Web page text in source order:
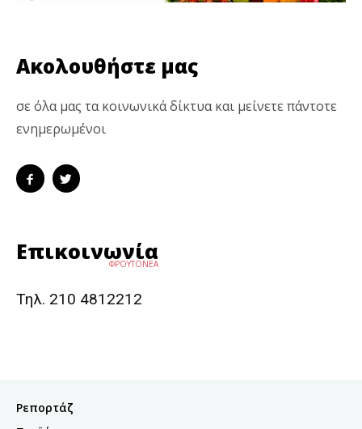
Ακολουθήστε μας
σε όλα μας τα κοινωνικά δίκτυα και μείνετε πάντοτε
ενημερωμένοι
Επικοινωνία
ΦΡΟΥΤΟΝΕΑ
Τηλ. 210 4812212
Ρεπορτάζ